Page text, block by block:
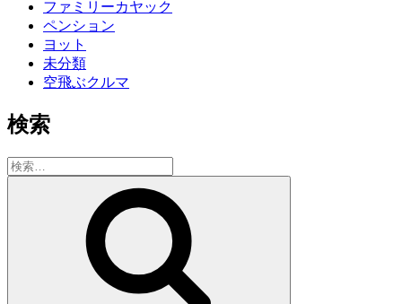
ファミリーカヤック
ペンション
ヨット
未分類
空飛ぶクルマ
検索
検
索: